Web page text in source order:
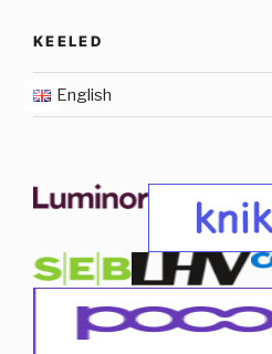
KEELED
English